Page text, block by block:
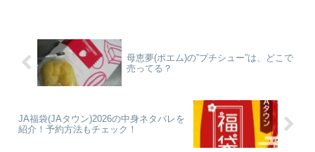
母恵夢(ポエム)の”プチシュー”は、どこで
売ってる？
JA福袋(JAタウン)2026の中身ネタバレを
紹介！予約方法もチェック！